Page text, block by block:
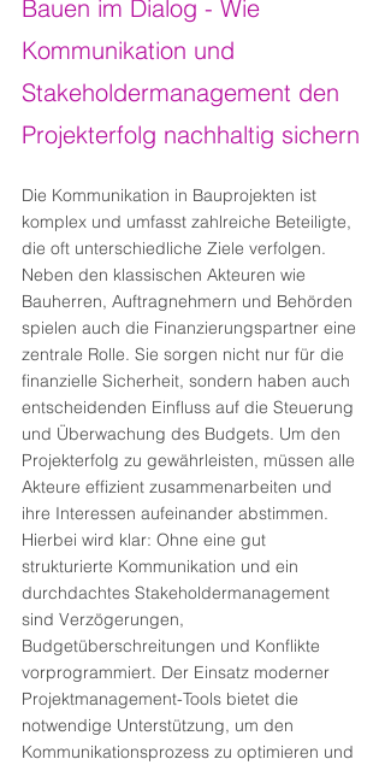
Bauen im Dialog - Wie
Kommunikation und
Stakeholdermanagement den
Projekterfolg nachhaltig sichern
Die Kommunikation in Bauprojekten ist
komplex und umfasst zahlreiche Beteiligte,
die oft unterschiedliche Ziele verfolgen.
Neben den klassischen Akteuren wie
Bauherren, Auftragnehmern und Behörden
spielen auch die Finanzierungspartner eine
zentrale Rolle. Sie sorgen nicht nur für die
finanzielle Sicherheit, sondern haben auch
entscheidenden Einfluss auf die Steuerung
und Überwachung des Budgets. Um den
Projekterfolg zu gewährleisten, müssen alle
Akteure effizient zusammenarbeiten und
ihre Interessen aufeinander abstimmen.
Hierbei wird klar: Ohne eine gut
strukturierte Kommunikation und ein
durchdachtes Stakeholdermanagement
sind Verzögerungen,
Budgetüberschreitungen und Konflikte
vorprogrammiert. Der Einsatz moderner
Projektmanagement-Tools bietet die
notwendige Unterstützung, um den
Kommunikationsprozess zu optimieren und